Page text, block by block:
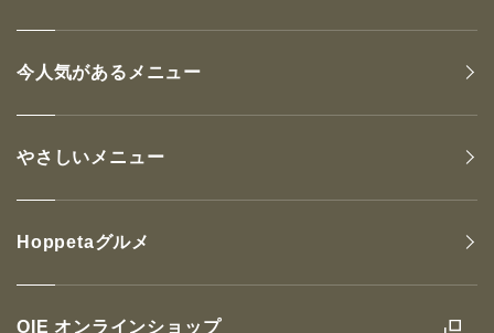
OIE オンラインショップ
今人気があるメニュー
やさしいメニュー
Hoppetaグルメ